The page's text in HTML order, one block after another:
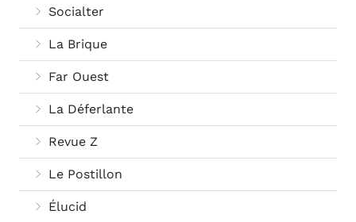
Socialter
La Brique
Far Ouest
La Déferlante
Revue Z
Le Postillon
Élucid